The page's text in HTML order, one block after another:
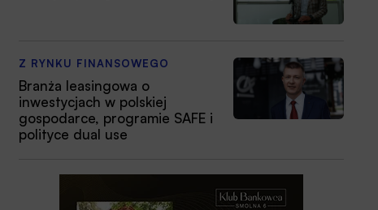
Z RYNKU FINANSOWEGO
Branża leasingowa o
inwestycjach w polskiej
gospodarce, programie SAFE i
polityce dual use